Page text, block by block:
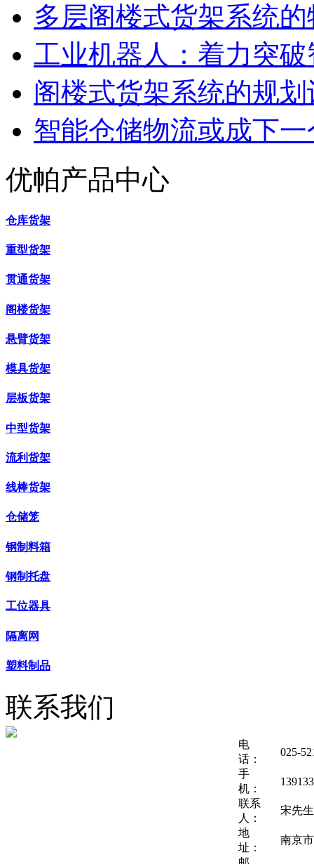
多层阁楼式货架系统
工业机器人：着力突
阁楼式货架系统的规划
智能仓储物流或成下
优帕产品中心
仓库货架
重型货架
贯通货架
阁楼货架
悬臂货架
模具货架
层板货架
中型货架
流利货架
线棒货架
仓储笼
钢制料箱
钢制托盘
工位器具
隔离网
塑料制品
联系我们
电
话：
025-
手
机：
联系
人：
宋先生
地
址：
南京